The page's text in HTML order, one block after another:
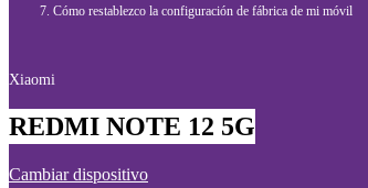
Cómo restablezco la configuración de fábrica de mi móvil
Xiaomi
REDMI NOTE 12 5G
Cambiar dispositivo